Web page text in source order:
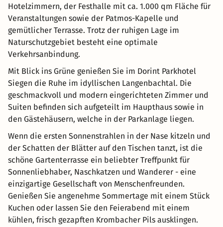
Hotelzimmern, der Festhalle mit ca. 1.000 qm Fläche für
Veranstaltungen sowie der Patmos-Kapelle und
gemütlicher Terrasse. Trotz der ruhigen Lage im
Naturschutzgebiet besteht eine optimale
Verkehrsanbindung.
Mit Blick ins Grüne genießen Sie im Dorint Parkhotel
Siegen die Ruhe im idyllischen Langenbachtal. Die
geschmackvoll und modern eingerichteten Zimmer und
Suiten befinden sich aufgeteilt im Haupthaus sowie in
den Gästehäusern, welche in der Parkanlage liegen.
Wenn die ersten Sonnenstrahlen in der Nase kitzeln und
der Schatten der Blätter auf den Tischen tanzt, ist die
schöne Gartenterrasse ein beliebter Treffpunkt für
Sonnenliebhaber, Naschkatzen und Wanderer - eine
einzigartige Gesellschaft von Menschenfreunden.
Genießen Sie angenehme Sommertage mit einem Stück
Kuchen oder lassen Sie den Feierabend mit einem
kühlen, frisch gezapften Krombacher Pils ausklingen.